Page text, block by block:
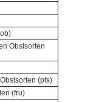
Obstsorten
(pfs)
(fru)